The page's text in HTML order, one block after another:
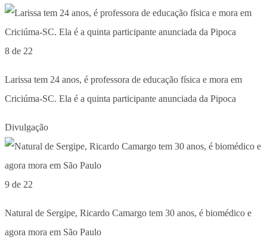
8 de 22
Larissa tem 24 anos, é professora de educação física e mora em
Criciúma-SC. Ela é a quinta participante anunciada da Pipoca
Divulgação
9 de 22
Natural de Sergipe, Ricardo Camargo tem 30 anos, é biomédico e
agora mora em São Paulo